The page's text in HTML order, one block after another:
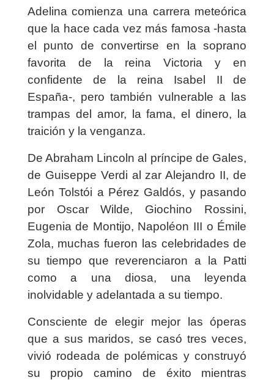
Adelina comienza una carrera meteórica
que la hace cada vez más famosa -hasta
el punto de convertirse en la soprano
favorita de la reina Victoria y en
confidente de la reina Isabel II de
España-, pero también vulnerable a las
trampas del amor, la fama, el dinero, la
traición y la venganza.
De Abraham Lincoln al príncipe de Gales,
de Guiseppe Verdi al zar Alejandro II, de
León Tolstói a Pérez Galdós, y pasando
por Oscar Wilde, Giochino Rossini,
Eugenia de Montijo, Napoléon III o Émile
Zola, muchas fueron las celebridades de
su tiempo que reverenciaron a la Patti
como a una diosa, una leyenda
inolvidable y adelantada a su tiempo.
Consciente de elegir mejor las óperas
que a sus maridos, se casó tres veces,
vivió rodeada de polémicas y construyó
su propio camino de éxito mientras